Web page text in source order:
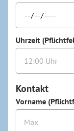
Uhrzeit
Kontakt
Vorname